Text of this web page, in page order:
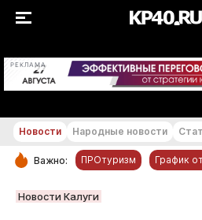
РЕКЛАМА
РУБРИКИ
Новости Народные новости
Важно: ПРОтуризм График
Новости Калуги